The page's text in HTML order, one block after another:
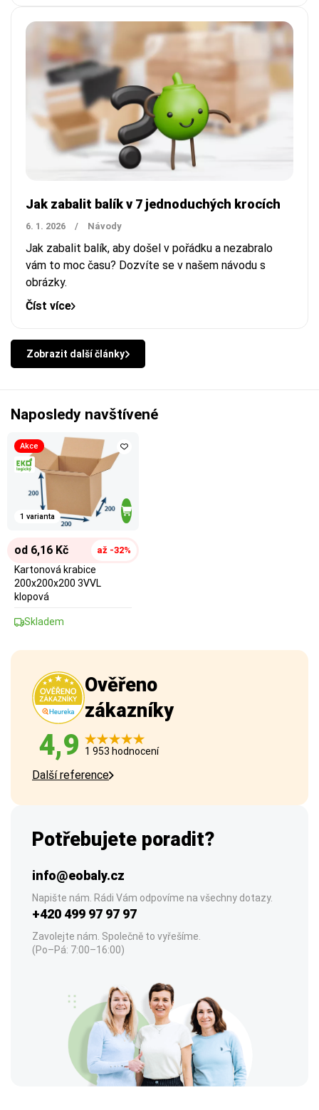
Jak zabalit balík v 7 jednoduchých krocích
6. 1. 2026 / Návody
Jak zabalit balík, aby došel v pořádku a nezabralo
vám to moc času? Dozvíte se v našem návodu s
obrázky.
Číst více
Zobrazit další články
Naposledy navštívené
Akce
1 varianta
od 6,16 Kč až -32%
Kartonová krabice
200x200x200 3VVL
klopová
Skladem
Ověřeno
zákazníky
4,9 1 953 hodnocení
Další reference
Potřebujete poradit?
info@eobaly.cz
Napište nám. Rádi Vám odpovíme na všechny dotazy.
+420 499 97 97 97
Zavolejte nám. Společně to vyřešíme.
(Po–Pá: 7:00–16:00)